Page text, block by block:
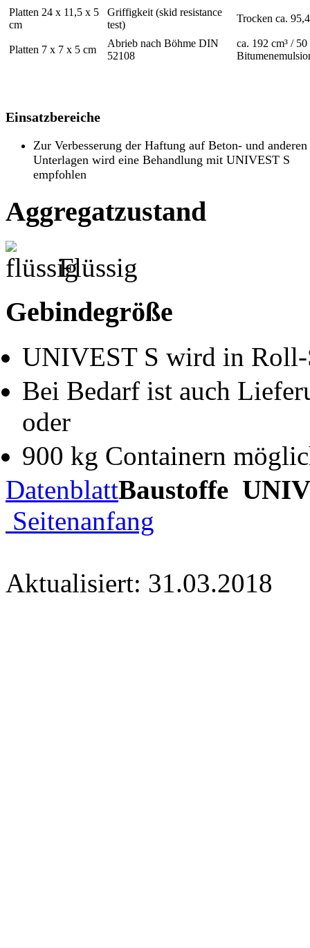
Platten 24 x 11,5 x 5
cm
Griffigkeit (skid resistance
test)
Trocken ca.
Platten 7 x 7 x 5 cm
Abrieb nach Böhme DIN
52108
ca. 192 cm³ /
Einsatzbereiche
Zur Verbesserung der Haftung auf Beton- und anderen
Unterlagen wird eine Behandlung mit UNIVEST S
empfohlen
Aggregatzustand
Flüssig
Gebindegröße
UNIVEST S wird in Roll-
Bei Bedarf ist auch
oder
900 kg Containern
DatenblattBaustoffe
Seitenanfang
Aktualisiert: 31.03.2018